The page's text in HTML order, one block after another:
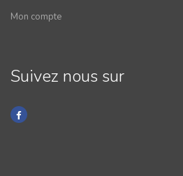
Mon compte
Suivez nous sur